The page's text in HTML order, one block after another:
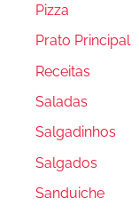
Pizza
Prato Principal
Receitas
Saladas
Salgadinhos
Salgados
Sanduiche